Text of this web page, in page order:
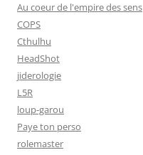
Au coeur de l'empire des sens
COPS
Cthulhu
HeadShot
jiderologie
L5R
loup-garou
Paye ton perso
rolemaster